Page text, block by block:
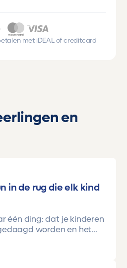
met iDEAL of creditcard
en
in de rug die elk kind
één ding: dat je kinderen
worden en het
ze méér kunnen dan ze
ons is Toetsmij daarin